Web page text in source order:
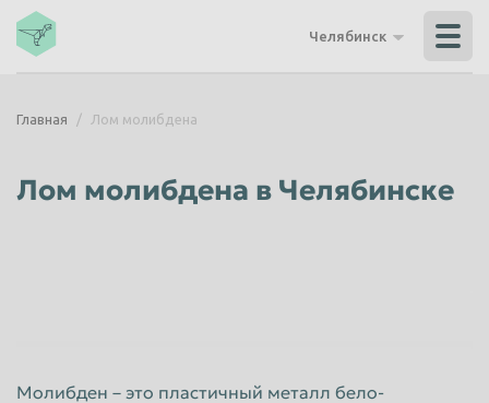
Владикавказ
Волгоград
Воронеж
Иваново Ижевск
Киров Комсомольск-на-Амуре
Челябинск
Главная Лом молибдена
Лом молибдена в Челябинске
Молибден – это пластичный металл бело-